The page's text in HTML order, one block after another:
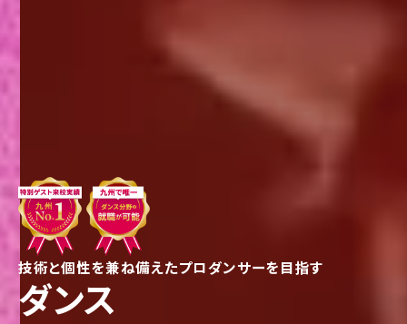
技術と個性を兼ね備えたプロダンサーを目指す
ダンス